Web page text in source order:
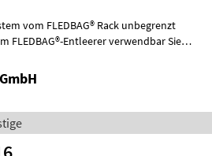
vom FLEDBAG® Rack unbegrenzt
FLEDBAG®-Entleerer verwendbar Sie